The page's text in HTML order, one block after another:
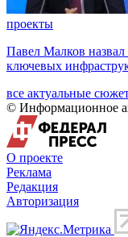
проекты
Павел Малков
ключевых
все актуальные
© Информационное
О проекте
Реклама
Редакция
Авторизация